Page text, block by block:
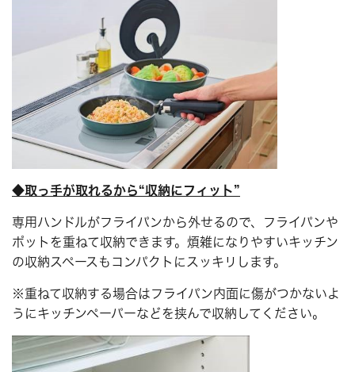
◆取っ手が取れるから“収納にフィット”
専用ハンドルがフライパンから外せるので、フライパンや
ポットを重ねて収納できます。煩雑になりやすいキッチン
の収納スペースもコンパクトにスッキリします。
※重ねて収納する場合はフライパン内面に傷がつかないよ
うにキッチンペーパーなどを挟んで収納してください。